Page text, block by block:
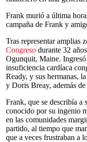
Frank murió a última
campaña de Frank y
Tras representar amplias
Congreso durante 32
Ogunquit, Maine.
insuficiencia cardíaca
Ready, y sus hermanas,
y Doris Breay, además
Frank, que se describía a
conocido por su ingenio
en las comunidades
partido, al tiempo que
que a veces frustraban a